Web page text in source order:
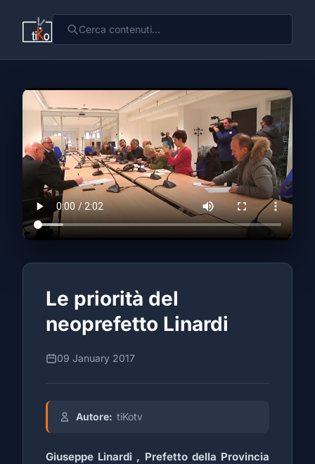
Le priorità del
neoprefetto Linardi
09 January 2017
Autore: tiKotv
Giuseppe Linardi , Prefetto della Provincia